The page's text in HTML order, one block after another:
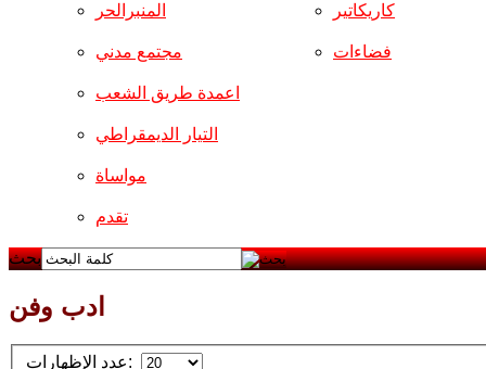
المنبرالحر
مجتمع مدني
كاريكاتير
فضاءات
اعمدة طريق الشعب
التيار الديمقراطي
مواساة
تقدم
بحث
ادب وفن
عدد الإظهارات: